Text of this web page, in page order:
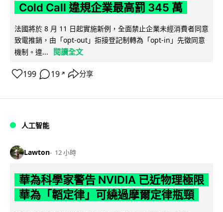
Cold Call 違規企業最高罰 345 萬
法國將於 8 月 11 日起實施新例，全面禁止企業未經消費者同意
致電推銷，由「opt-out」拒接登記制轉為「opt-in」先徵同意
機制。違...
閱讀全文
199 19 ↗ 分享
人工智能
Lawton 12 小時
華為科學家警告 NVIDIA 已近物理極限
華為「韜定律」可繞過摩爾定律瓶頸